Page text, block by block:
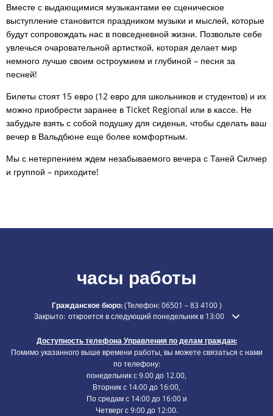
Вместе с выдающимися музыкантами ее сценическое
выступление становится праздником музыки и мыслей, которые
будут сопровождать нас в повседневной жизни. Позвольте себе
увлечься очаровательной артисткой, которая делает мир
немного лучше своим остроумием и глубиной – песня за
песней!
Билеты стоят 15 евро (12 евро для школьников и студентов) и их
можно приобрести заранее в Ticket Regional или в кассе. Не
забудьте взять с собой подушку для сиденья, чтобы сделать ваш
вечер в Вальдбюне еще более комфортным.
Мы с нетерпением ждем незабываемого вечера с Таней Силчер
и группой – приходите!
часы работы
Гражданское бюро:(Телефон:06501 – 83 4100)
Нажмите, чтобы скрыть дополнительное время открытия или
Закрыто: откроется в следующий понедельник в 13:00
Доступность телефона Управления по делам граждан:
Помимо указанного выше времени работы, вы можете связаться с нами
по телефону:
понедельник с 9.00 до 12.00,
Вторник с 14:00 до 16:00,
По средам с 14:00 до 16:00 и
Четверг с 9:00 до 12:00.